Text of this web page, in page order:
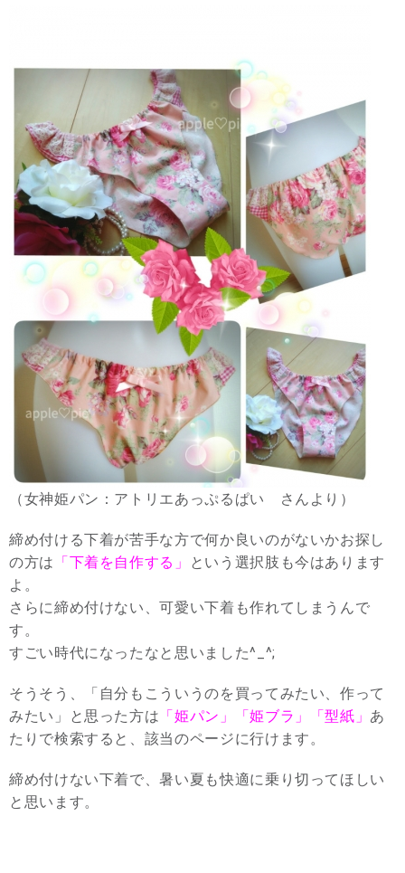
（女神姫パン：アトリエあっぷるぱい さんより）
締め付ける下着が苦手な方で何か良いのがないかお探し
の方は 「下着を自作する」
という選択肢も今はあります
よ。
さらに締め付けない、可愛い下着も作れてしまうんで
す。
すごい時代になったなと思いました^_^;
そうそう、「自分もこういうのを買ってみたい、作って
みたい」と思った方は 「姫パン」「姫ブラ」「型紙」 あ
たりで検索すると、該当のページに行けます。
締め付けない下着で、暑い夏も快適に乗り切ってほしい
と思います。